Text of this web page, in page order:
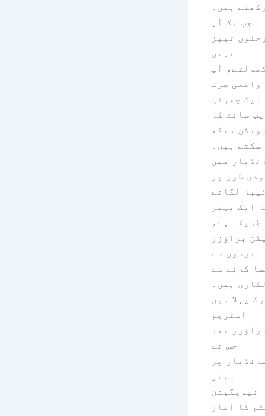
رکھتے ہیں۔
جب تک آپ
ٹیبز
نہیں
آپ
واقعی صرف
ایک چھوٹی
سائٹ کا
دیکھ
سکتے ہیں۔
میں
طور پر
ٹیبز لگانے
ایک بہتر
طریقہ ہے،
براؤزر
برسوں سے
کرنے سے
ہیں۔
پہلا مین
اسٹریم
براؤزر تھا
جس نے
پر
مبنی
نیویگیشن
کا آغاز